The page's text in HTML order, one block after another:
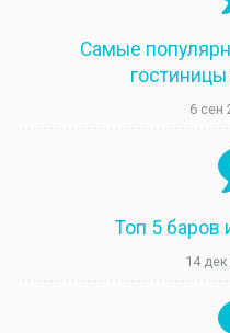
Самые
гостиницы
6 сен
Топ 5 баров
14